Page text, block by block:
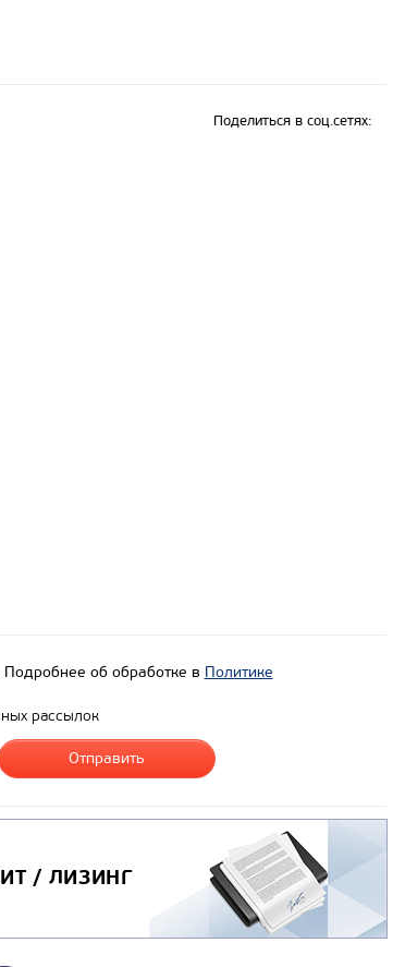
Поделиться в соц.сетях:
об обработке в Политике
рассылок
/ ЛИЗИНГ